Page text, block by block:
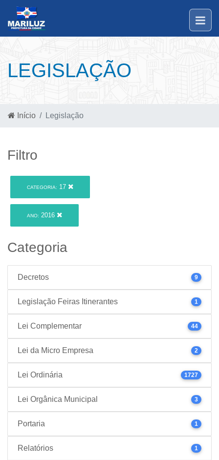
LEGISLAÇÃO
Início Legislação
Filtro
CATEGORIA: 17
ANO: 2016
Categoria
Decretos 9
Legislação Feiras Itinerantes 1
Lei Complementar 44
Lei da Micro Empresa 2
Lei Ordinária 1727
Lei Orgânica Municipal 3
Portaria 1
Relatórios 1